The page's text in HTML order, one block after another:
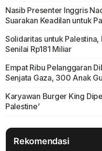
Nasib Presenter Inggris
Suarakan Keadilan untuk
Solidaritas untuk
Senilai Rp181 Miliar
Empat Ribu Pelanggaran
Senjata Gaza, 300 Anak
Karyawan Burger King
Palestine’
Rekomendasi